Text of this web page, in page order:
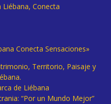
Conecta
Conecta Sensaciones»
Territorio, Paisaje y
de Liébana
“Por un Mundo Mejor”